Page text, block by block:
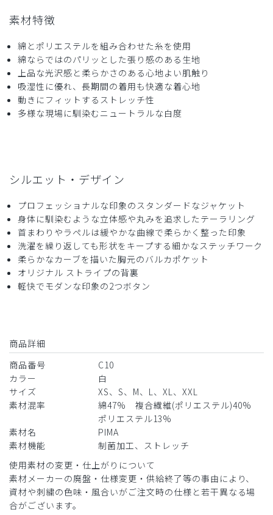
素材特徴
綿とポリエステルを組み合わせた糸を使用
綿ならではのパリッとした張り感のある生地
上品な光沢感と柔らかさのある心地よい肌触り
吸湿性に優れ、長期間の着用も快適な着心地
動きにフィットするストレッチ性
多様な現場に馴染むニュートラルな白度
シルエット・デザイン
プロフェッショナルな印象のスタンダードなジャケット
身体に馴染むような立体感や丸みを追求したテーラリング
首まわりやラペルは緩やかな曲線で柔らかく整った印象
洗濯を繰り返しても形状をキープする細かなステッチワーク
柔らかなカーブを描いた胸元のバルカポケット
オリジナル ストライプの背裏
軽快でモダンな印象の2つボタン
商品詳細
商品番号
C10
カラー
白
サイズ
XS、S、M、L、XL、XXL
素材混率
綿47% 複合繊維(ポリエステル)40%
ポリエステル13%
素材名
PIMA
素材機能
制菌加工、ストレッチ
使用素材の変更・仕上がりについて
素材メーカーの廃盤・仕様変更・供給終了等の事由により、
資材や刺繍の色味・風合いがご注文時の仕様と若干異なる場
合がございます。